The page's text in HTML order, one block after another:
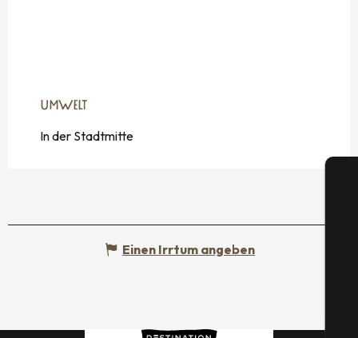
UMWELT
UMWELT
In der Stadtmitte
Einen Irrtum angeben